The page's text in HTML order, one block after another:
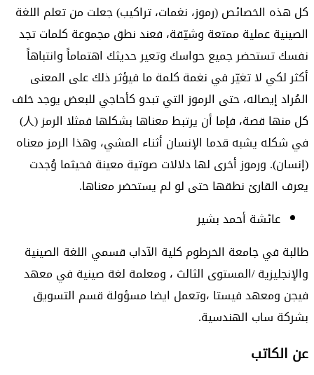
كل هذه الخصائص (رموز، نغمات، تراكيب) جعلت من تعلم اللغة
الصينية عملية ممتعة وشيّقة، فعند نطق مجموعة كلمات تجد
نفسك تستحضر جميع حواسك وتعير حديثك اهتماماً وانتباهاً
أكثر لكي لا تغيّر في نغمة كلمة ما فيؤثر ذلك على المعنى
المُراد إيصاله، حتى الرموز التي تبدو كأحاجي للبعض يوجد خلف
كل منها قصة، فإما أن يرتبط معناها بشكلها فمثلا الرمز (人)
في شكله يشبه قدما الإنسان أثناء المشي، وهذا الرمز معناه
(إنسان). ورموز أخرى لها دلالات صوتية معينة فحيثما وُجدت
يعرف القارئ نطقها حتى لو لم يستحضر معناها.
عائشة أحمد بشير
طالبة في جامعة الخرطوم كلية الآداب قسمي اللغة الصينية
والإنجليزية /المستوى الثالث ، ومعلمة لغة صينية في معهد
فيجن ومعهد فيستا ،وتعمل ايضا مسؤولة قسم التسويق
بشركة ساب الهندسية.
عن الكاتب